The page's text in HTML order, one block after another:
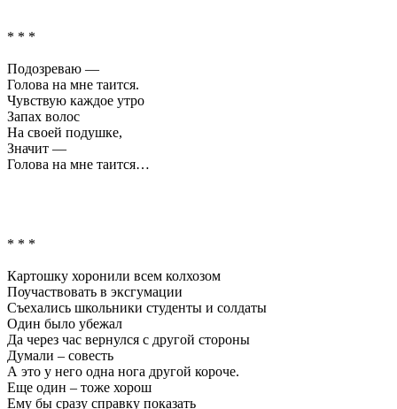
* * *
Подозреваю —
Голова на мне таится.
Чувствую каждое утро
Запах волос
На своей подушке,
Значит —
Голова на мне таится…
* * *
Картошку хоронили всем колхозом
Поучаствовать в эксгумации
Съехались школьники студенты и солдаты
Один было убежал
Да через час вернулся с другой стороны
Думали – совесть
А это у него одна нога другой короче.
Еще один – тоже хорош
Ему бы сразу справку показать